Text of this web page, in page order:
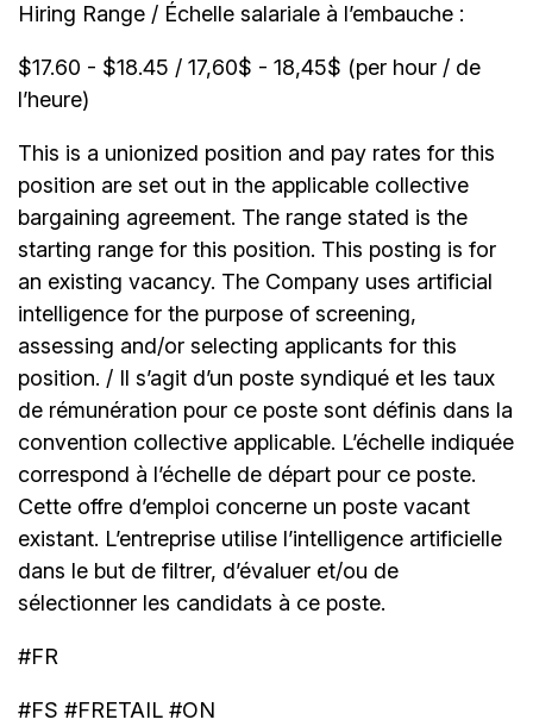
Hiring Range / Échelle salariale à l’embauche :
$17.60 - $18.45 / 17,60$ - 18,45$ (per hour / de
l’heure)
This is a unionized position and pay rates for this
position are set out in the applicable collective
bargaining agreement. The range stated is the
starting range for this position. This posting is for
an existing vacancy. The Company uses artificial
intelligence for the purpose of screening,
assessing and/or selecting applicants for this
position. / Il s’agit d’un poste syndiqué et les taux
de rémunération pour ce poste sont définis dans la
convention collective applicable. L’échelle indiquée
correspond à l’échelle de départ pour ce poste.
Cette offre d’emploi concerne un poste vacant
existant. L’entreprise utilise l’intelligence artificielle
dans le but de filtrer, d’évaluer et/ou de
sélectionner les candidats à ce poste.
#FR
#FS #FRETAIL #ON